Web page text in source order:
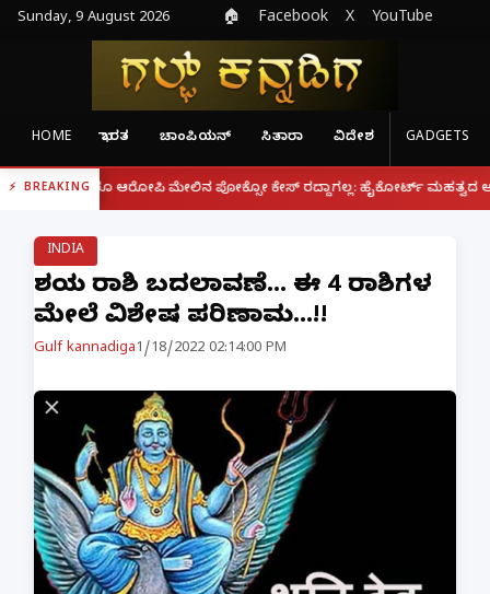
Sunday, 9 August 2026 🏠 Facebook X YouTube
HOME ಭಾರತ ಚಾಂಪಿಯನ್ ಸಿತಾರಾ ವಿದೇಶ GADGETS
BREAKING
ಆರೋಪಿ ಮೇಲಿನ ಪೋಕ್ಸೋ ಕೇಸ್ ರದ್ದಾಗಲ್ಲ: ಹೈಕೋರ್ಟ್ ಮಹತ್ವದ ಆದೇಶ |
INDIA
ಶನಿಯ ರಾಶಿ ಬದಲಾವಣೆ... ಈ 4 ರಾಶಿಗಳ
ಮೇಲೆ ವಿಶೇಷ ಪರಿಣಾಮ...!!
Gulf kannadiga1/18/2022 02:14:00 PM